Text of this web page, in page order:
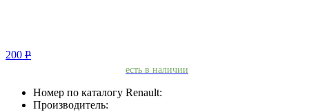
200 Р
есть в наличии
Номер по каталогу Renault:
Производитель: